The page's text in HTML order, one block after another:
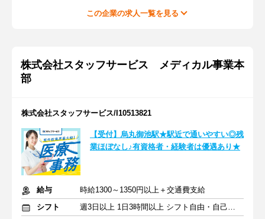
この企業の求人一覧を見る
株式会社スタッフサービス メディカル事業本
部
株式会社スタッフサービス/I10513821
【受付】烏丸御池駅★駅近で通いやすい◎残
業ほぼなし♪有資格者・経験者は優遇あり★
給与
時給1300～1350円以上＋交通費支給
シフト
週3日以上 1日3時間以上 シフト自由・自己申告